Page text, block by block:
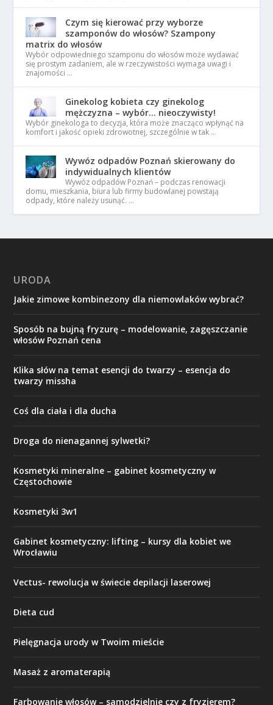
Czym się kierować przy wyborze
szamponów do włosów? Szampony
matrix do włosów
Wybór odpowiedniego szamponu do włosów może wydawać
się prostym zadaniem, ale w rzeczywistości wymaga uwagi i
znajomości …
Ginekolog kobieta czy ginekolog
mężczyzna – wybór… nieoczywisty!
Wybór ginekologa to decyzja, która może znacząco wpłynąć na
komfort i jakość opieki zdrowotnej, szczególnie w tak …
Wywóz odpadów Poznań skierowany do
indywidualnych klientów
Wywóz odpadów Poznań – podczas renowacji
domu, mieszkania, biura lub firmy budowlanej powstają
odpady, które należy usunąć. …
URODA
Jakie zimowe kombinezony dla niemowlaków wybrać?
Sposób na bujną fryzurę – modelowanie, zagęszczanie
włosów Poznań cena
Klika słów na temat esencji do twarzy – esencja do
twarzy missha
Coś dla ciała i dla ducha
Droga do nienagannej sylwetki?
Kosmetyki mineralne – gabinet kosmetyczny w
Częstochowie
Kosmetyki 3w1
Gabinet kosmetyczny: lifting – kursy dla kobiet we
Wrocławiu
Vectus- rewolucja w świecie depilacji laserowej
Dieta cud
Pielęgnacja urody w Twoim mieście
Masaż z aromaterapią
Farbowanie włosów – samodzielnie czy z fryzjerem?